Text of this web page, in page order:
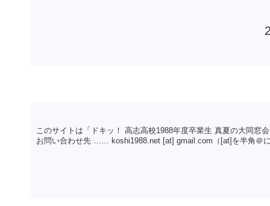
このサイトは「ドキッ！ 高志高校1988年度卒業生 真夏の大同窓
お問い合わせ先 …… koshi1988.net [at] gmail.com（[at]を半角＠